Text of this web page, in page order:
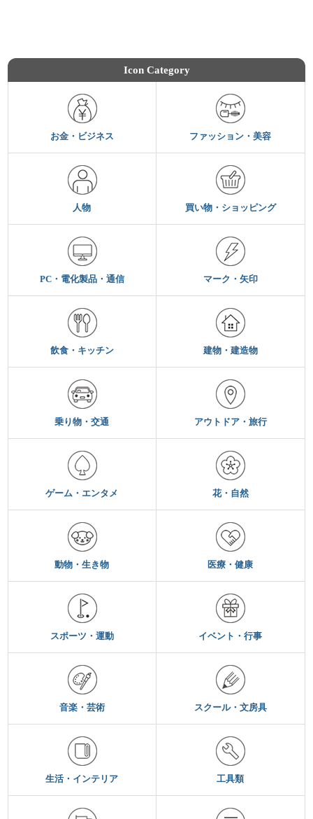
Icon Category
お金・ビジネス ファッション・美容
人物 買い物・ショッピング
PC・電化製品・通信 マーク・矢印
飲食・キッチン 建物・建造物
乗り物・交通 アウトドア・旅行
ゲーム・エンタメ 花・自然
動物・生き物 医療・健康
スポーツ・運動 イベント・行事
音楽・芸術 スクール・文房具
生活・インテリア 工具類